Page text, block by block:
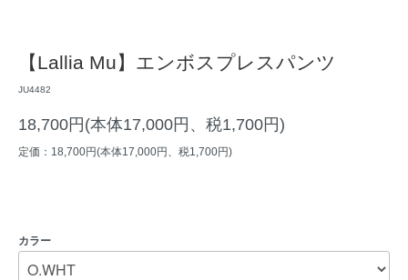
【Lallia Mu】エンボスプレスパンツ
JU4482
18,700円(本体17,000円、税1,700円)
定価：18,700円(本体17,000円、税1,700円)
カラー